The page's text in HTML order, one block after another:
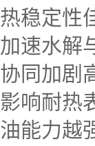
热稳定性
加速水解
协同加剧
影响耐热
油能力越